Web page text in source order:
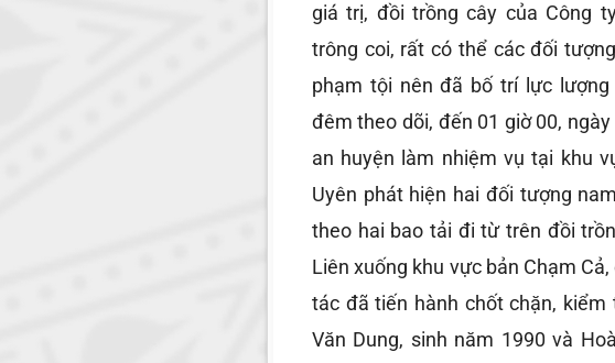
giá trị, đồi trồng cây của Công
trông coi, rất có thể các đối
phạm tội nên đã bố trí lực
đêm theo dõi, đến 01 giờ 00,
an huyện làm nhiệm vụ tại khu
Uyên phát hiện hai đối tượng
theo hai bao tải đi từ trên đồi
Liên xuống khu vực bản Chạm
tác đã tiến hành chốt chặn,
Văn Dung, sinh năm 1990 và